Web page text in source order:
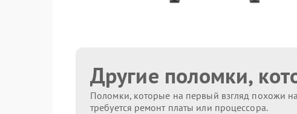
Другие поломки,
Поломки, которые на первый взгляд похожи
требуется ремонт платы или процессора.